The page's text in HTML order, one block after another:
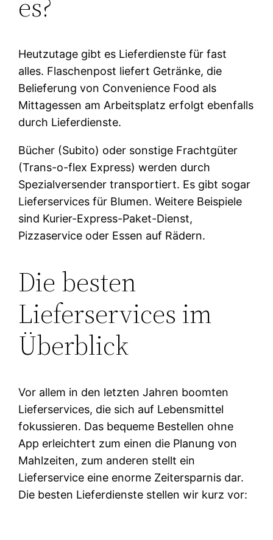
Heutzutage gibt es Lieferdienste für fast
alles. Flaschenpost liefert Getränke, die
Belieferung von Convenience Food als
Mittagessen am Arbeitsplatz erfolgt ebenfalls
durch Lieferdienste.
Bücher (Subito) oder sonstige Frachtgüter
(Trans-o-flex Express) werden durch
Spezialversender transportiert. Es gibt sogar
Lieferservices für Blumen. Weitere Beispiele
sind Kurier-Express-Paket-Dienst,
Pizzaservice oder Essen auf Rädern.
Die besten
Lieferservices im
Überblick
Vor allem in den letzten Jahren boomten
Lieferservices, die sich auf Lebensmittel
fokussieren. Das bequeme Bestellen ohne
App erleichtert zum einen die Planung von
Mahlzeiten, zum anderen stellt ein
Lieferservice eine enorme Zeitersparnis dar.
Die besten Lieferdienste stellen wir kurz vor: